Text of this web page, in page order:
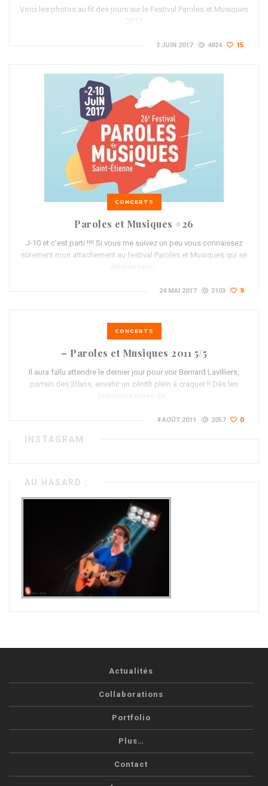
Voici les photos au fil des jours sur le Festival Paroles et Musiques
2017
3 JUIN 2017 4824 15
CONCERTS
Paroles et Musiques #26
J-10 et c’est parti !!!! Si vous me suivez un peu vous connaissez
sûrement mon attachement au festival Paroles et Musiques qui se
déroule tous…
24 MAI 2017 3103 9
CONCERTS
– Paroles et Musiques 2011 5/5
Il aura fallu attendre le dernier jour pour voir Bernard Lavilliers,
parrain des 20ans, envahir un zénith plein à craquer !! Dès les
premières notes de…
4 AOÛT 2011 2057 0
INSTAGRAM
AU HASARD :
Actualités
Collaborations
Portfolio
Plus…
Contact